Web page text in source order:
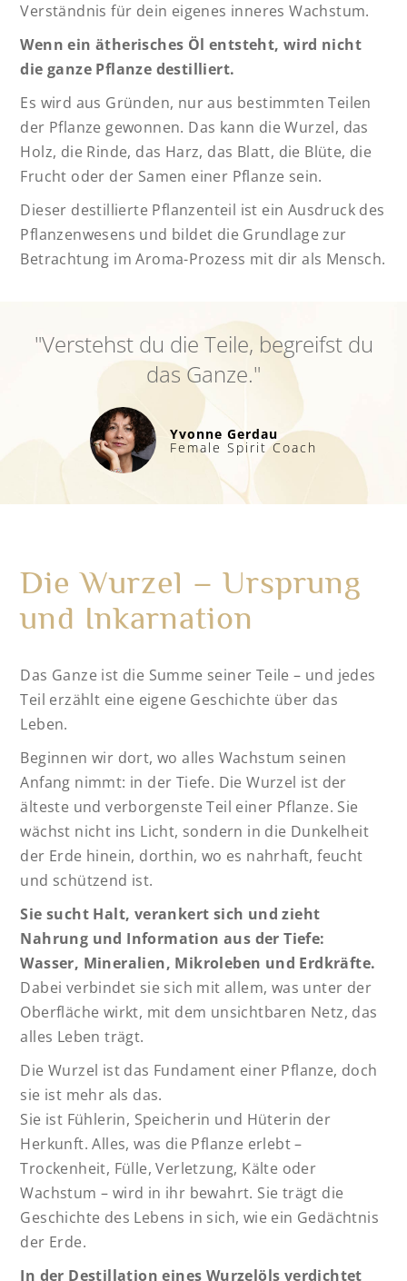
Verständnis für dein eigenes inneres Wachstum.
Wenn ein ätherisches Öl entsteht, wird nicht
die ganze Pflanze destilliert.
Es wird aus Gründen, nur aus bestimmten Teilen
der Pflanze gewonnen. Das kann die Wurzel, das
Holz, die Rinde, das Harz, das Blatt, die Blüte, die
Frucht oder der Samen einer Pflanze sein.
Dieser destillierte Pflanzenteil ist ein Ausdruck des
Pflanzenwesens und bildet die Grundlage zur
Betrachtung im Aroma-Prozess mit dir als Mensch.
"Verstehst du die Teile, begreifst du
das Ganze."
Yvonne Gerdau
Female Spirit Coach
Die Wurzel – Ursprung
und Inkarnation
Das Ganze ist die Summe seiner Teile – und jedes
Teil erzählt eine eigene Geschichte über das
Leben.
Beginnen wir dort, wo alles Wachstum seinen
Anfang nimmt: in der Tiefe. Die Wurzel ist der
älteste und verborgenste Teil einer Pflanze. Sie
wächst nicht ins Licht, sondern in die Dunkelheit
der Erde hinein, dorthin, wo es nahrhaft, feucht
und schützend ist.
Sie sucht Halt, verankert sich und zieht
Nahrung und Information aus der Tiefe:
Wasser, Mineralien, Mikroleben und Erdkräfte.
Dabei verbindet sie sich mit allem, was unter der
Oberfläche wirkt, mit dem unsichtbaren Netz, das
alles Leben trägt.
Die Wurzel ist das Fundament einer Pflanze, doch
sie ist mehr als das.
Sie ist Fühlerin, Speicherin und Hüterin der
Herkunft. Alles, was die Pflanze erlebt –
Trockenheit, Fülle, Verletzung, Kälte oder
Wachstum – wird in ihr bewahrt. Sie trägt die
Geschichte des Lebens in sich, wie ein Gedächtnis
der Erde.
In der Destillation eines Wurzelöls verdichtet